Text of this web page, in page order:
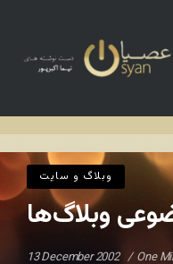
وبلاگ و سايت
وبلاگ‌ها
13 December 2002 One